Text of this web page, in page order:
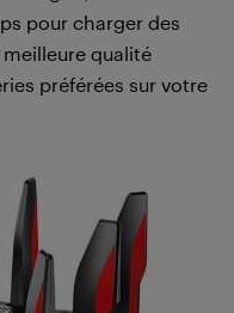
pour charger des
qualité
préférées sur votre